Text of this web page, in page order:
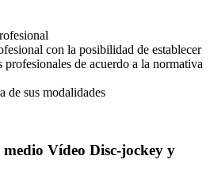
con la posibilidad de establecer
de acuerdo a la normativa
de sus modalidades
Vídeo Disc-jockey y